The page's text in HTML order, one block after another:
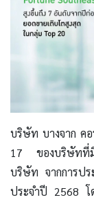
บริษัท บางจาก ค
17 ของบริษัทที่มี
บริษัท จากการป
ประจำปี 2568